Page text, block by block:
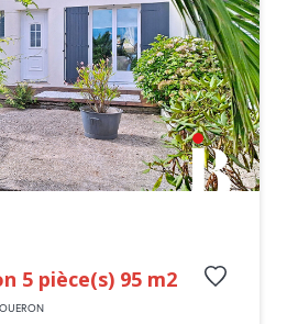
5 pièce(s) 95 m2